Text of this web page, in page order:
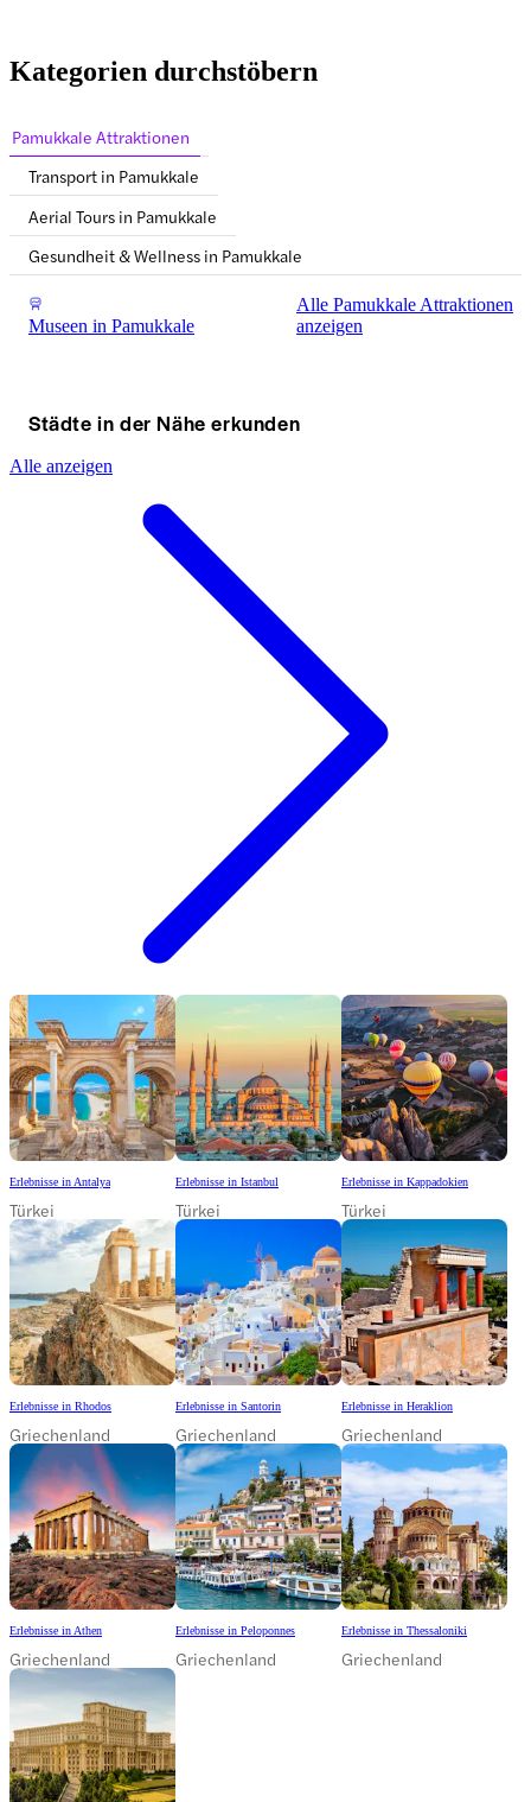
Kategorien durchstöbern
Pamukkale Attraktionen
Transport in Pamukkale
Aerial Tours in Pamukkale
Gesundheit & Wellness in Pamukkale
Museen in Pamukkale
Alle Pamukkale Attraktionen
anzeigen
Städte in der Nähe erkunden
Alle anzeigen
Erlebnisse in Antalya
Türkei
Erlebnisse in Istanbul
Türkei
Erlebnisse in Kappadokien
Türkei
Erlebnisse in Rhodos
Griechenland
Erlebnisse in Santorin
Griechenland
Erlebnisse in Heraklion
Griechenland
Erlebnisse in Athen
Griechenland
Erlebnisse in Peloponnes
Griechenland
Erlebnisse in Thessaloniki
Griechenland